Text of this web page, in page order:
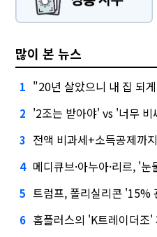
많이 본 뉴스
1 "20년 살았으니 내 집 되
2 '2조는 받아야' vs '너무
3 전액 비과세+소득공제까
4 메디큐브·아누아·리르, '
5 트럼프, 폴리실리콘 '15% 관
6 홈플러스의 'K트레이더